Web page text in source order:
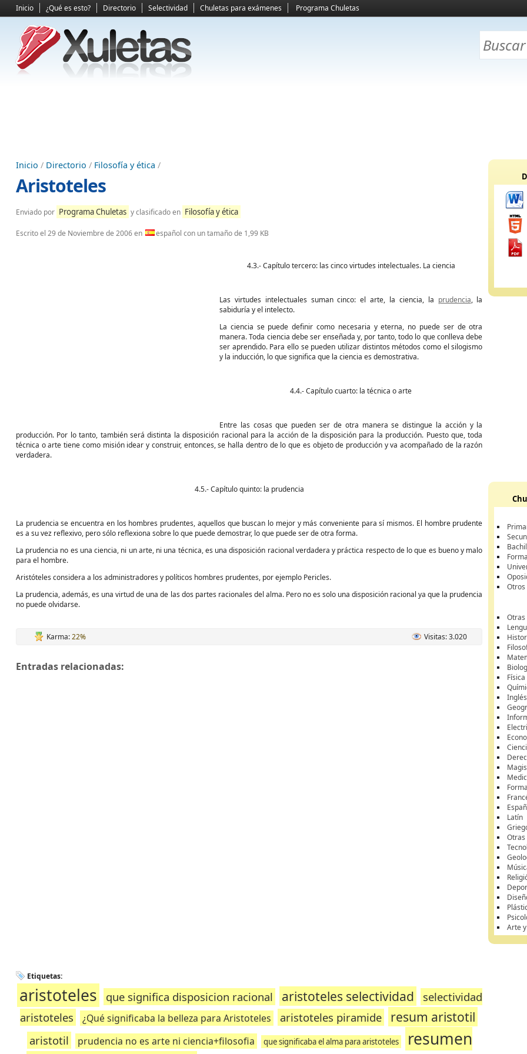
Inicio ¿Qué es esto? Directorio Selectividad Chuletas para exámenes Programa Chuletas
Inicio / Directorio / Filosofía y ética /
Aristoteles
Enviado por Programa Chuletas y clasificado en Filosofía y ética
Escrito el 29 de Noviembre de 2006en español con un tamaño de 1,99 KB
4.3.- Capítulo tercero: las cinco virtudes intelectuales. La ciencia
Las virtudes intelectuales suman cinco: el arte, la ciencia, la prudencia, la
sabiduría y el intelecto.
La ciencia se puede definir como necesaria y eterna, no puede ser de otra
manera. Toda ciencia debe ser enseñada y, por tanto, todo lo que conlleva debe
ser aprendido. Para ello se pueden utilizar distintos métodos como el silogismo
y la inducción, lo que significa que la ciencia es demostrativa.
4.4.- Capítulo cuarto: la técnica o arte
Entre las cosas que pueden ser de otra manera se distingue la acción y la
producción. Por lo tanto, también será distinta la disposición racional para la acción de la disposición para la producción. Puesto que, toda
técnica o arte tiene como misión idear y construir, entonces, se halla dentro de lo que es objeto de producción y va acompañado de la razón
verdadera.
4.5.- Capítulo quinto: la prudencia
La prudencia se encuentra en los hombres prudentes, aquellos que buscan lo mejor y más conveniente para sí mismos. El hombre prudente
es a su vez reflexivo, pero sólo reflexiona sobre lo que puede demostrar, lo que puede ser de otra forma.
La prudencia no es una ciencia, ni un arte, ni una técnica, es una disposición racional verdadera y práctica respecto de lo que es bueno y malo
para el hombre.
Aristóteles considera a los administradores y políticos hombres prudentes, por ejemplo Pericles.
La prudencia, además, es una virtud de una de las dos partes racionales del alma. Pero no es solo una disposición racional ya que la prudencia
no puede olvidarse.
Karma:22% Visitas: 3.020
Entradas relacionadas:
Etiquetas:
aristoteles que significa disposicion racional aristoteles selectividad
selectividad
aristoteles
¿Qué significaba la belleza para Aristoteles aristoteles piramide resum aristotil
aristotil prudencia no es arte ni ciencia+filosofia que significaba el alma para aristoteles
resumen
Otros
Física
Inglés
Latín
Arte